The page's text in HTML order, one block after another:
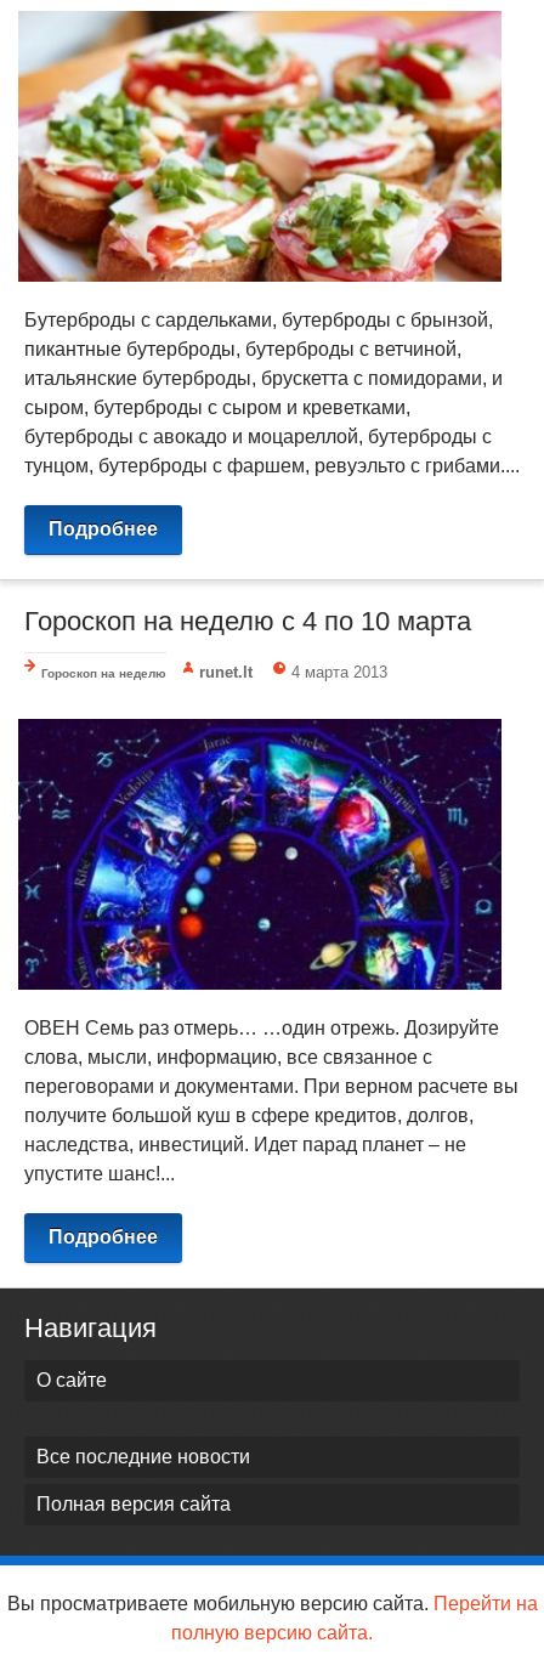
Бутерброды с сардельками, бутерброды с брынзой,
пикантные бутерброды, бутерброды с ветчиной,
итальянские бутерброды, брускетта с помидорами, и
сыром, бутерброды с сыром и креветками,
бутерброды с авокадо и моцареллой, бутерброды с
тунцом, бутерброды с фаршем, ревуэльто с грибами....
Подробнее
Гороскоп на неделю c 4 по 10 марта
Гороскоп на неделю runet.lt 4 марта 2013
ОВЕН Семь раз отмерь… …один отрежь. Дозируйте
слова, мысли, информацию, все связанное с
переговорами и документами. При верном расчете вы
получите большой куш в сфере кредитов, долгов,
наследства, инвестиций. Идет парад планет – не
упустите шанс!...
Подробнее
Навигация
О сайте
Все последние новости
Полная версия сайта
Вы просматриваете мобильную версию сайта. Перейти на
полную версию сайта.